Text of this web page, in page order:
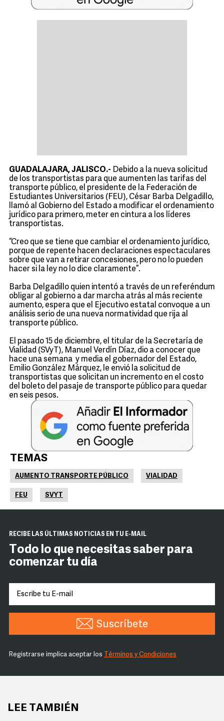
GUADALAJARA, JALISCO.- Debido a la nueva solicitud
de los transportistas para que aumenten las tarifas del
transporte público, el presidente de la Federación de
Estudiantes Universitarios (FEU), César Barba Delgadillo,
llamó al Gobierno del Estado a modificar el ordenamiento
jurídico para primero, meter en cintura a los líderes
transportistas.
“Creo que se tiene que cambiar el ordenamiento jurídico,
porque de repente hacen declaraciones espectaculares
sobre que van a retirar concesiones, pero no lo pueden
hacer si la ley no lo dice claramente”.
Barba Delgadillo quien intentó a través de un referéndum
obligar al gobierno a dar marcha atrás al más reciente
aumento, espera que el Ejecutivo estatal convoque a un
análisis serio de una nueva normatividad que rija al
transporte público.
El pasado 15 de diciembre, el titular de la Secretaría de
Vialidad (SVyT), Manuel Verdín Díaz, dio a conocer que
hace una semana y media el gobernador del Estado,
Emilio González Márquez, le envió la solicitud de
transportistas que solicitan un incremento en el costo
del boleto del pasaje de transporte público para quedar
en seis pesos.
TEMAS
AUMENTO TRANSPORTE PÚBLICO VIALIDAD
FEU SVYT
RECIBE LAS ÚLTIMAS NOTICIAS EN TU E-MAIL
Todo lo que necesitas saber para
comenzar tu día
Suscríbete
Registrarse implica aceptar los Términos y Condiciones
LEE TAMBIÉN